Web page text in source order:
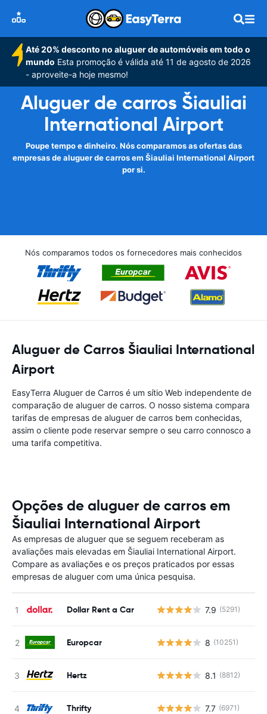
Até 20% desconto no aluguer de automóveis em todo o
mundo Esta promoção é válida até 11 de agosto de 2026
- aproveite-a hoje mesmo!
Aluguer de carros Šiauliai
International Airport
Poupe tempo e dinheiro. Nós comparamos as ofertas das
empresas de aluguer de carros em Šiauliai International Airport
por si.
Nós comparamos todos os fornecedores mais conhecidos
Aluguer de Carros Šiauliai International
Airport
EasyTerra Aluguer de Carros é um sítio Web independente de
comparação de aluguer de carros. O nosso sistema compara
tarifas de empresas de aluguer de carros bem conhecidas,
assim o cliente pode reservar sempre o seu carro connosco a
uma tarifa competitiva.
Opções de aluguer de carros em
Šiauliai International Airport
As empresas de aluguer que se seguem receberam as
avaliações mais elevadas em Šiauliai International Airport.
Compare as avaliações e os preços praticados por essas
empresas de aluguer com uma única pesquisa.
Dollar Rent a Car 7.9 (5291)
Europcar 8 (10251)
Hertz 8.1 (8812)
Thrifty 7.7 (6971)